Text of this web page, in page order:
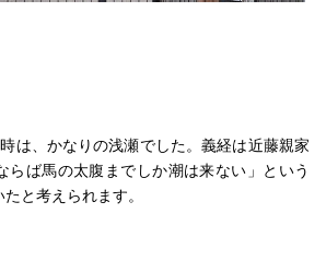
は、かなりの浅瀬でした。義経は近藤親家
らば馬の太腹までしか潮は来ない」という
と考えられます。